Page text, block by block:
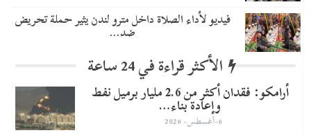
فيديو لأداء الصلاة داخل مترو لندن يثير حملة تحريض
ضد…
الأكثر قراءة في 24 ساعة
أرامكو: فقدان أكثر من 2.6 مليار برميل نفط
وإعادة بناء…
6-أغسطس- 2026